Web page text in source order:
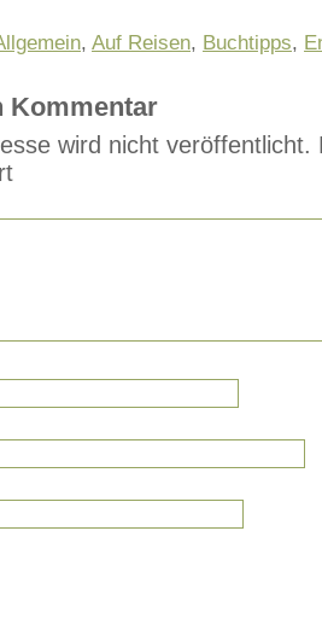
, Auf Reisen, Buchtipps,
Kommentar
wird nicht veröffentlicht.